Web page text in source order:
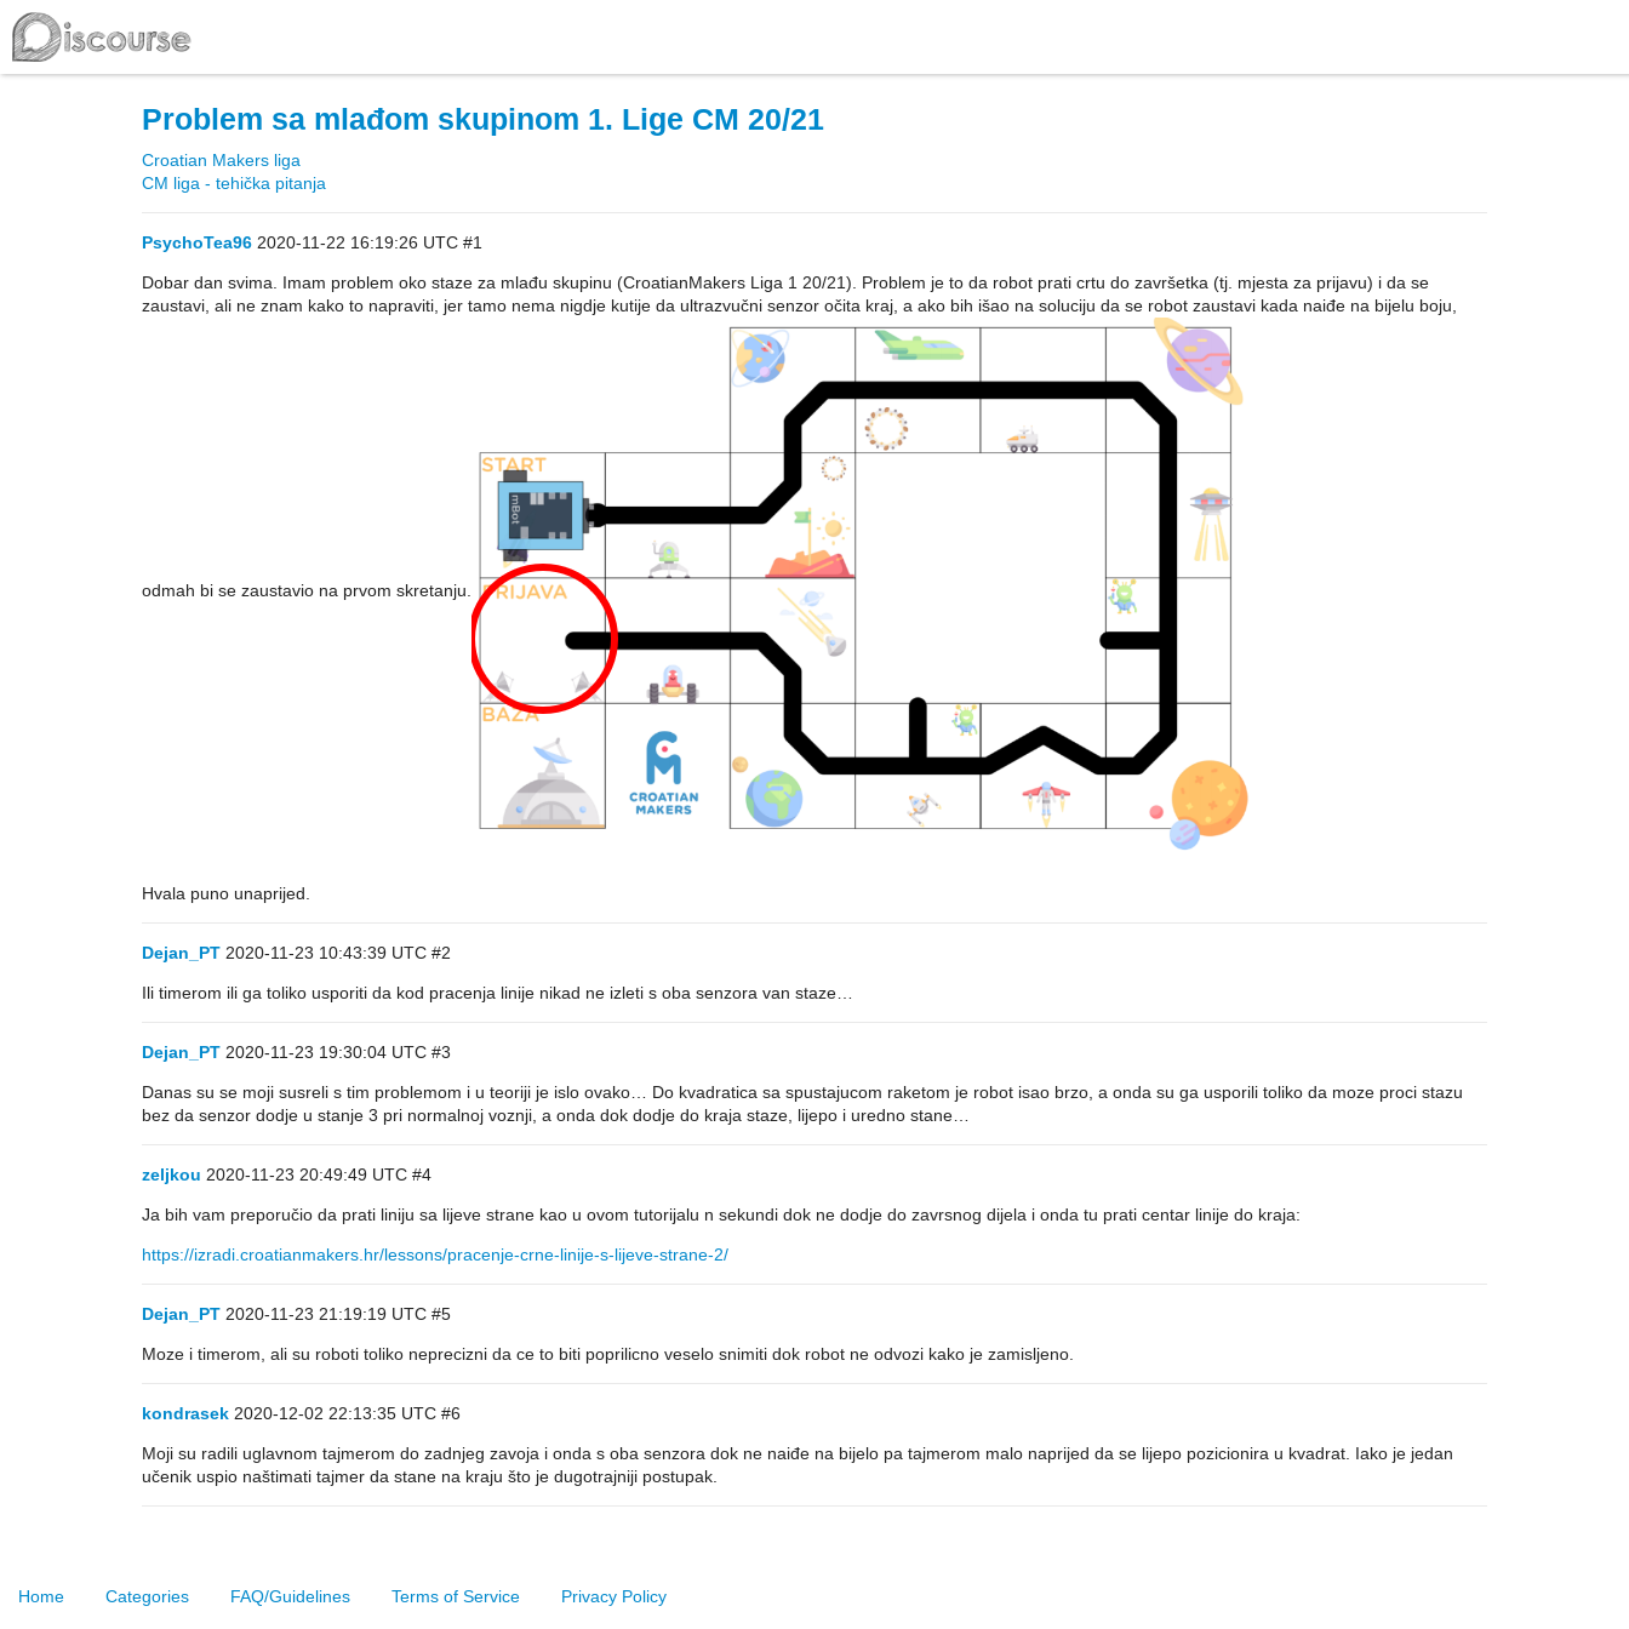
Problem sa mlađom skupinom 1. Lige CM 20/21
Croatian Makers liga
CM liga - tehička pitanja
PsychoTea96 2020-11-22 16:19:26 UTC #1
Dobar dan svima. Imam problem oko staze za mlađu skupinu (CroatianMakers Liga 1 20/21). Problem je to da robot prati crtu do završetka (tj. mjesta za prijavu) i da se
zaustavi, ali ne znam kako to napraviti, jer tamo nema nigdje kutije da ultrazvučni senzor očita kraj, a ako bih išao na soluciju da se robot zaustavi kada naiđe na bijelu boju,
odmah bi se zaustavio na prvom skretanju.
Hvala puno unaprijed.
Dejan_PT 2020-11-23 10:43:39 UTC #2
Ili timerom ili ga toliko usporiti da kod pracenja linije nikad ne izleti s oba senzora van staze…
Dejan_PT 2020-11-23 19:30:04 UTC #3
Danas su se moji susreli s tim problemom i u teoriji je islo ovako… Do kvadratica sa spustajucom raketom je robot isao brzo, a onda su ga usporili toliko da moze proci stazu
bez da senzor dodje u stanje 3 pri normalnoj voznji, a onda dok dodje do kraja staze, lijepo i uredno stane…
zeljkou 2020-11-23 20:49:49 UTC #4
Ja bih vam preporučio da prati liniju sa lijeve strane kao u ovom tutorijalu n sekundi dok ne dodje do zavrsnog dijela i onda tu prati centar linije do kraja:
https://izradi.croatianmakers.hr/lessons/pracenje-crne-linije-s-lijeve-strane-2/
Dejan_PT 2020-11-23 21:19:19 UTC #5
Moze i timerom, ali su roboti toliko neprecizni da ce to biti poprilicno veselo snimiti dok robot ne odvozi kako je zamisljeno.
kondrasek 2020-12-02 22:13:35 UTC #6
Moji su radili uglavnom tajmerom do zadnjeg zavoja i onda s oba senzora dok ne naiđe na bijelo pa tajmerom malo naprijed da se lijepo pozicionira u kvadrat. Iako je jedan
učenik uspio naštimati tajmer da stane na kraju što je dugotrajniji postupak.
Home Categories FAQ/Guidelines Terms of Service Privacy Policy